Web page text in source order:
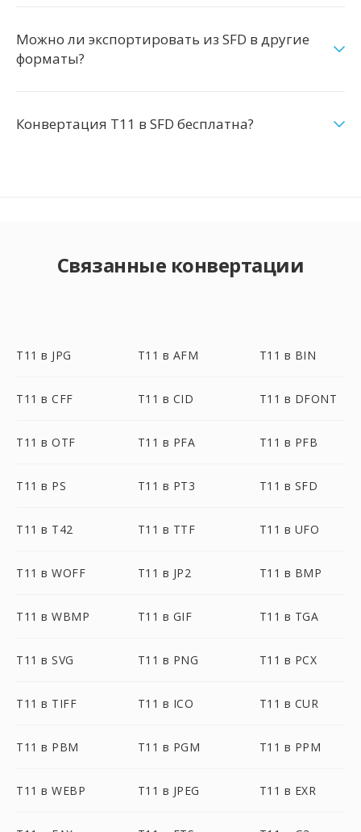
Можно ли экспортировать из SFD в другие
форматы?
Конвертация T11 в SFD бесплатна?
Связанные конвертации
T11 в JPG T11 в AFM T11 в BIN
T11 в CFF T11 в CID T11 в DFONT
T11 в OTF T11 в PFA T11 в PFB
T11 в PS T11 в PT3 T11 в SFD
T11 в T42 T11 в TTF T11 в UFO
T11 в WOFF T11 в JP2 T11 в BMP
T11 в WBMP T11 в GIF T11 в TGA
T11 в SVG T11 в PNG T11 в PCX
T11 в TIFF T11 в ICO T11 в CUR
T11 в PBM T11 в PGM T11 в PPM
T11 в WEBP T11 в JPEG T11 в EXR